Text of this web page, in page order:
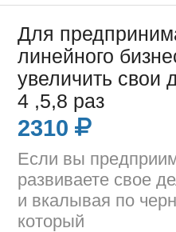
Для
линейного
увеличить свои
4 ,5,8 раз
2310
Если вы
развиваете свое
и вкалывая по
который